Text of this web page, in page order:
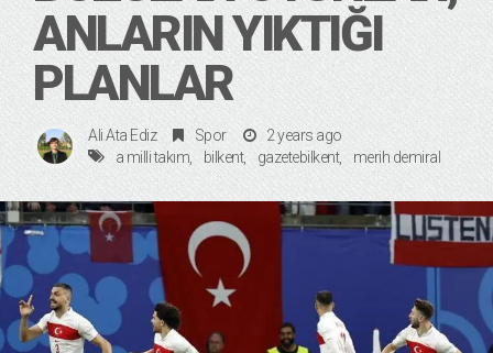
ANLARIN YIKTIĞI
PLANLAR
Ali Ata Ediz Spor
2 years ago
a milli takım
bilkent gazetebilkent merih demiral